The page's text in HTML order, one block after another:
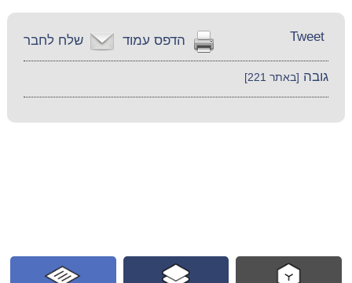
שלח לחבר הדפס עמוד Tweet
גובה [באתר 221]